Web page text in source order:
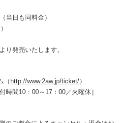
日も同料金）
り発売いたします。
（ http://www.2aw.jp/ticket/）
時間10：00～17：00／火曜休］